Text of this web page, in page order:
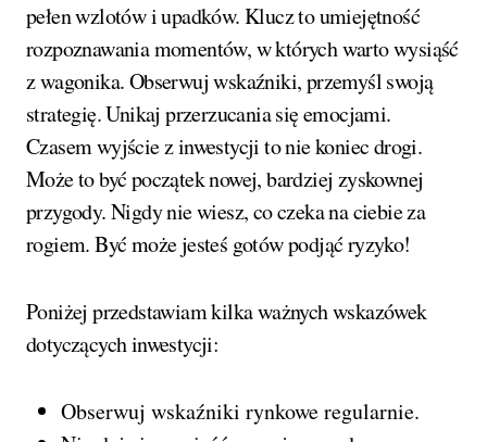
pełen wzlotów i upadków. Klucz to umiejętność
rozpoznawania momentów, w których warto wysiąść
z wagonika. Obserwuj wskaźniki, przemyśl swoją
strategię. Unikaj przerzucania się emocjami.
Czasem wyjście z inwestycji to nie koniec drogi.
Może to być początek nowej, bardziej zyskownej
przygody. Nigdy nie wiesz, co czeka na ciebie za
rogiem. Być może jesteś gotów podjąć ryzyko!
Poniżej przedstawiam kilka ważnych wskazówek
dotyczących inwestycji:
Obserwuj wskaźniki rynkowe regularnie.